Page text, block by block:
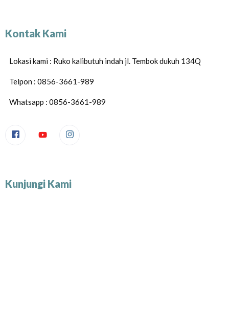
Kontak Kami
Lokasi kami : Ruko kalibutuh indah jl. Tembok dukuh 134Q
Telpon : 0856-3661-989
Whatsapp : 0856-3661-989
Kunjungi Kami